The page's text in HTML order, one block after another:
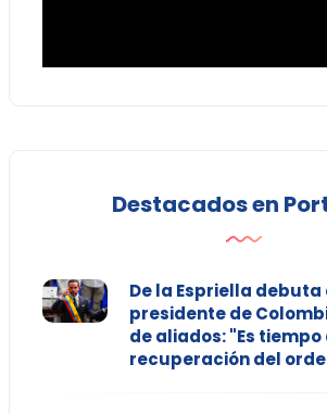
Destacados en
De la Espriella debuta
presidente de
de aliados: "Es tiempo
recuperación del